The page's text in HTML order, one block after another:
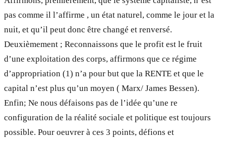
pas comme il l’affirme , un état naturel, comme le jour et la
nuit, et qu’il peut donc être changé et renversé.
Deuxièmement ; Reconnaissons que le profit est le fruit
d’une exploitation des corps, affirmons que ce régime
d’appropriation (1) n’a pour but que la RENTE et que le
capital n’est plus qu’un moyen ( Marx/ James Bessen).
Enfin; Ne nous défaisons pas de l’idée qu’une re
configuration de la réalité sociale et politique est toujours
possible. Pour oeuvrer à ces 3 points, défions et